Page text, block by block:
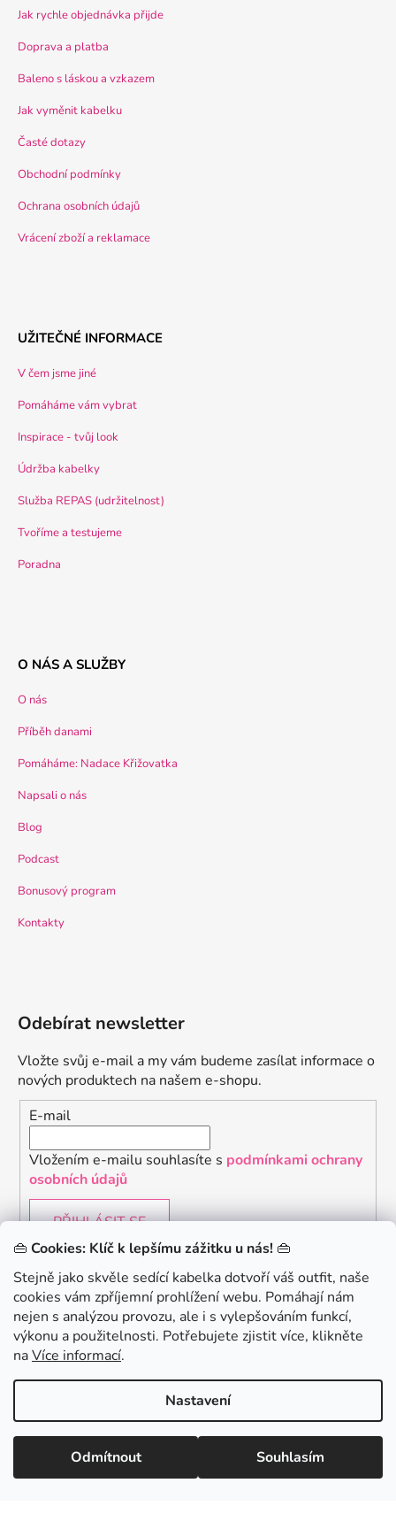
👜 Cookies: Klíč k lepšímu zážitku u nás! 👜
Stejně jako skvěle sedící kabelka dotvoří váš outfit, naše
cookies vám zpříjemní prohlížení webu. Pomáhají nám
nejen s analýzou provozu, ale i s vylepšováním funkcí,
výkonu a použitelnosti. Potřebujete zjistit více, klikněte
naVíce informací.
Nastavení
Odmítnout Souhlasím
Jak rychle objednávka přijde
Doprava a platba
Baleno s láskou a vzkazem
Jak vyměnit kabelku
Časté dotazy
Obchodní podmínky
Ochrana osobních údajů
Vrácení zboží a reklamace
UŽITEČNÉ INFORMACE
V čem jsme jiné
Pomáháme vám vybrat
Inspirace - tvůj look
Údržba kabelky
Služba REPAS (udržitelnost)
Tvoříme a testujeme
Poradna
O NÁS A SLUŽBY
O nás
Příběh danami
Pomáháme: Nadace Křižovatka
Napsali o nás
Blog
Podcast
Bonusový program
Kontakty
Odebírat newsletter
Vložte svůj e-mail a my vám budeme zasílat informace o
nových produktech na našem e-shopu.
E-mail
Vložením e-mailu souhlasíte s podmínkami ochrany
osobních údajů
PŘIHLÁSIT SE
.
KONTAKTUJTE NÁS - jsme tady pro Vás na telefonu i
Vytvořil Shoptet
Copyright 2026danami . Všechna práva vyhrazena.
Chceš získat slevu 150Kč na svůj první nákup? Přihlaste
se k našemu newsletteru.
Minimální hodnota nákupu pro uplatnění slevy je 700 Kč.
Zásady zpracování osobních údajů